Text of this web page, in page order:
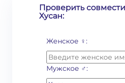
Проверить
Хусан:
Женское ♀:
Мужское ♂: